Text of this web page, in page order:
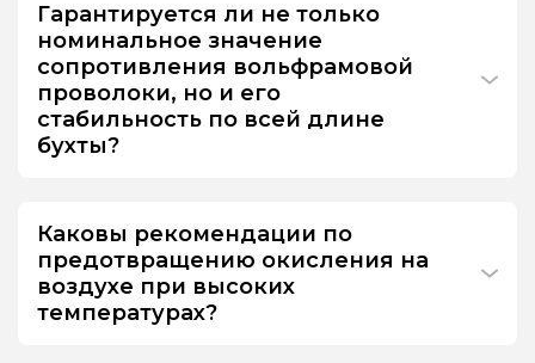
Гарантируется ли не только
номинальное значение
сопротивления вольфрамовой
проволоки, но и его
стабильность по всей длине
бухты?
Каковы рекомендации по
предотвращению окисления на
воздухе при высоких
температурах?